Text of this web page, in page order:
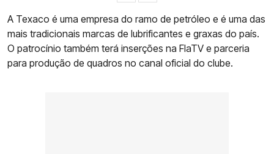
A Texaco é uma empresa do ramo de petróleo e é uma das
mais tradicionais marcas de lubrificantes e graxas do país.
O patrocínio também terá inserções na FlaTV e parceria
para produção de quadros no canal oficial do clube.